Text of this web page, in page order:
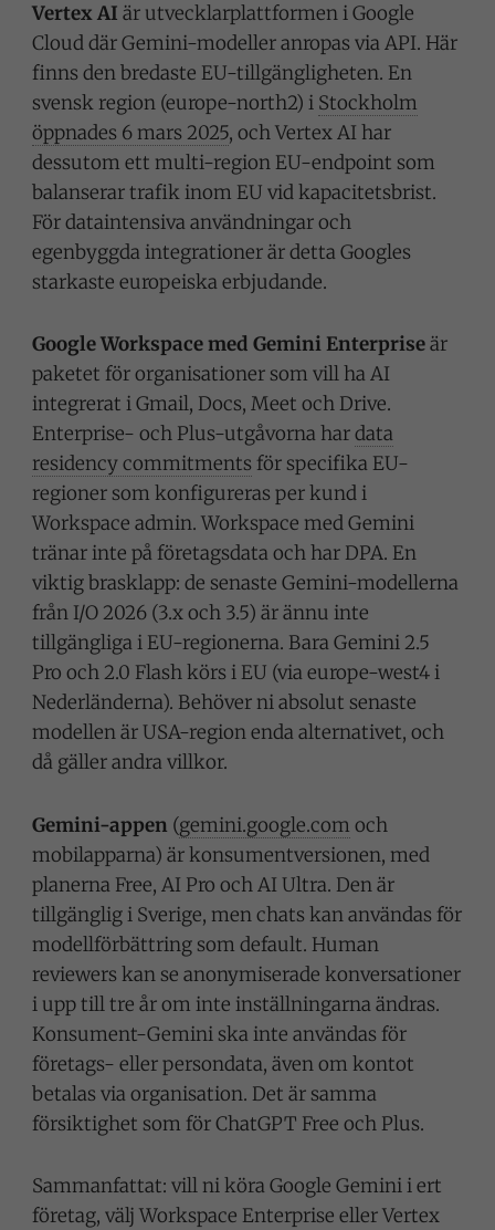
Vertex AI är utvecklarplattformen i Google
Cloud där Gemini-modeller anropas via API. Här
finns den bredaste EU-tillgängligheten. En
svensk region (europe-north2) i Stockholm
öppnades 6 mars 2025, och Vertex AI har
dessutom ett multi-region EU-endpoint som
balanserar trafik inom EU vid kapacitetsbrist.
För dataintensiva användningar och
egenbyggda integrationer är detta Googles
starkaste europeiska erbjudande.
Google Workspace med Gemini Enterpriseär
paketet för organisationer som vill ha AI
integrerat i Gmail, Docs, Meet och Drive.
Enterprise- och Plus-utgåvorna hardata
residency commitments för specifika EU-
regioner som konfigureras per kund i
Workspace admin. Workspace med Gemini
tränar inte på företagsdata och har DPA. En
viktig brasklapp: de senaste Gemini-modellerna
från I/O 2026 (3.x och 3.5) är ännu inte
tillgängliga i EU-regionerna. Bara Gemini 2.5
Pro och 2.0 Flash körs i EU (via europe-west4 i
Nederländerna). Behöver ni absolut senaste
modellen är USA-region enda alternativet, och
då gäller andra villkor.
Gemini-appen (gemini.google.com och
mobilapparna) är konsumentversionen, med
planerna Free, AI Pro och AI Ultra. Den är
tillgänglig i Sverige, men chats kan användas för
modellförbättring som default. Human
reviewers kan se anonymiserade konversationer
i upp till tre år om inte inställningarna ändras.
Konsument-Gemini ska inte användas för
företags- eller persondata, även om kontot
betalas via organisation. Det är samma
försiktighet som för ChatGPT Free och Plus.
Sammanfattat: vill ni köra Google Gemini i ert
företag, välj Workspace Enterprise eller Vertex